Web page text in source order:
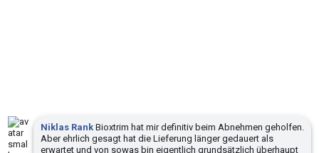
BioXtrim im Test – Wir
präsentieren unser Ergebnis